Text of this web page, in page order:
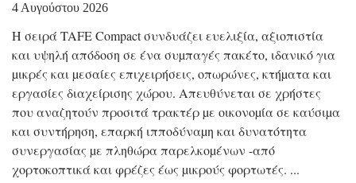
4 Αυγούστου 2026
Η σειρά TAFE Compact συνδυάζει ευελιξία, αξιοπιστία
και υψηλή απόδοση σε ένα συµπαγές πακέτο, ιδανικό για
µικρές και µεσαίες επιχειρήσεις, οπωρώνες, κτήµατα και
εργασίες διαχείρισης χώρου. Απευθύνεται σε χρήστες
που αναζητούν προσιτά τρακτέρ µε οικονοµία σε καύσιµα
και συντήρηση, επαρκή ιπποδύναµη και δυνατότητα
συνεργασίας µε πληθώρα παρελκοµένων -από
χορτοκοπτικά και φρέζες έως µικρούς φορτωτές.